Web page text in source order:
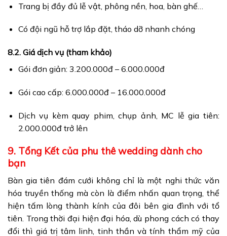
Trang bị đầy đủ lễ vật, phông nền, hoa, bàn ghế…
Có đội ngũ hỗ trợ lắp đặt, tháo dỡ nhanh chóng
8.2. Giá dịch vụ (tham khảo)
Gói đơn giản: 3.200.000đ – 6.000.000đ
Gói cao cấp: 6.000.000đ – 16.000.000đ
Dịch vụ kèm quay phim, chụp ảnh, MC lễ gia tiên:
2.000.000đ trở lên
9. Tổng Kết của phu thê wedding dành cho
bạn
Bàn gia tiên đám cưới không chỉ là một nghi thức văn
hóa truyền thống mà còn là điểm nhấn quan trọng, thể
hiện tấm lòng thành kính của đôi bên gia đình với tổ
tiên. Trong thời đại hiện đại hóa, dù phong cách có thay
đổi thì giá trị tâm linh, tinh thần và tính thẩm mỹ của